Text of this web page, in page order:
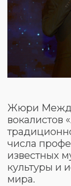
Жюри
вокалистов
числа
известных
культуры и
мира.